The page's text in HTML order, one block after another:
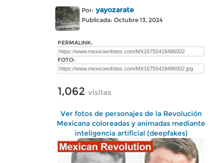
Por: yayozarate
Publicada: Octubre 13, 2024
PERMALINK:
FOTO:
1,062 visitas
Ver fotos de personajes de la Revolución
Mexicana coloreadas y animadas mediante
inteligencia artificial (deepfakes)